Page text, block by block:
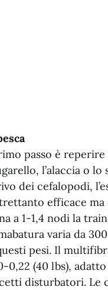
passo è reperire
l’alaccia o
dei cefalopodi,
efficace
a 1-1,4 nodi la
varia da
pesi. Il
0,22 (40 lbs),
disturbatori. Le